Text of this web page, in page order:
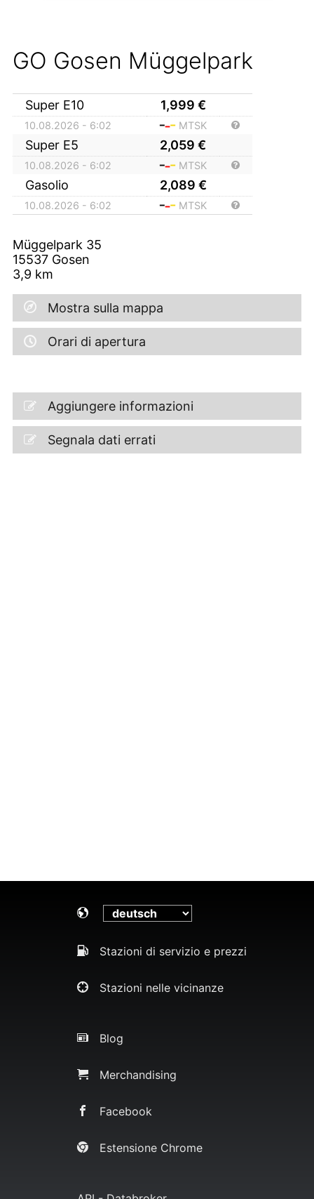
GO Gosen Müggelpark
Super E10 1,999 €
10.08.2026 - 6:02 MTSK
Super E5 2,059 €
10.08.2026 - 6:02 MTSK
Gasolio 2,089 €
10.08.2026 - 6:02 MTSK
Müggelpark 35
15537 Gosen
3,9 km
Mostra sulla mappa
Orari di apertura
Aggiungere informazioni
Segnala dati errati
Stazioni di servizio e prezzi
Stazioni nelle vicinanze
Blog
Merchandising
Facebook
Estensione Chrome